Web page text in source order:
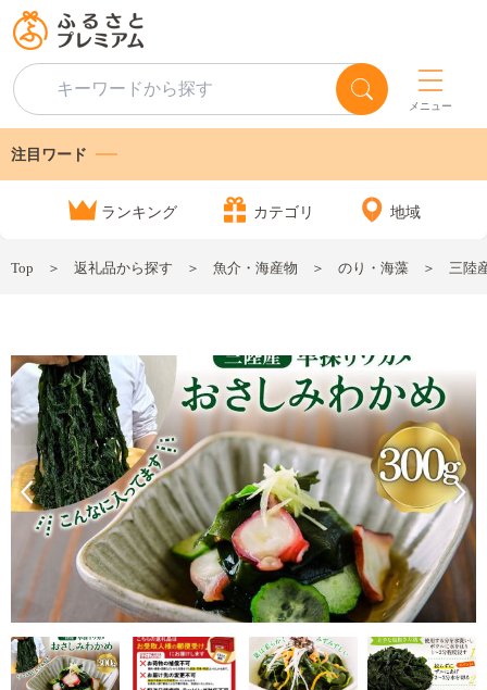
メニュー
注目ワード
ランキング カテゴリ 地域
Top 返礼品から探す 魚介・海産物 のり・海藻 三陸